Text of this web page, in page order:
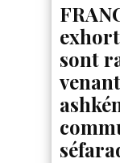
sont